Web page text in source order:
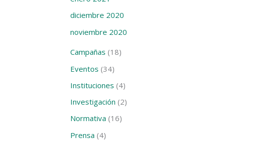
diciembre 2020
noviembre 2020
Campañas (18)
Eventos (34)
Instituciones (4)
Investigación (2)
Normativa (16)
Prensa (4)